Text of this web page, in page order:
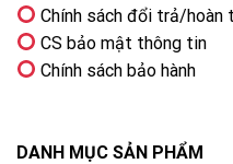
động nhanh nhờ
Trên những dòng tivi
trang bị nhiều công nghệ
trang này xảy ra khi tivi
Chính sách đổi trả/hoàn
CS bảo mật thông tin
Chính sách bảo hành
DANH MỤC SẢN PHẨM